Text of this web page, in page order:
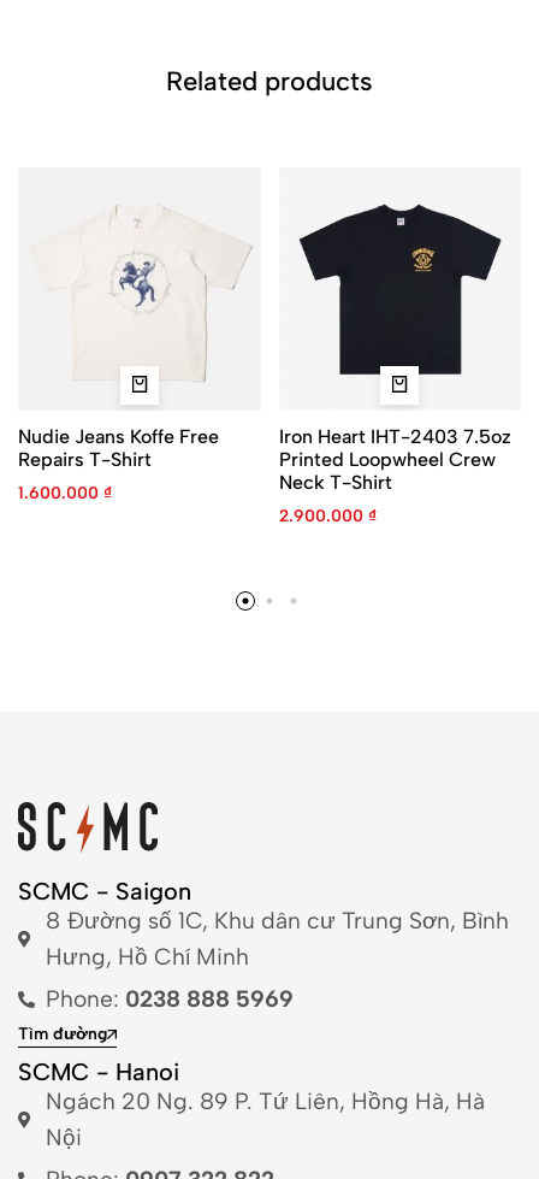
Related products
Nudie Jeans Koffe Free
Repairs T-Shirt
1.600.000 ₫
Iron Heart IHT-2403 7.5oz
Printed Loopwheel Crew
Neck T-Shirt
2.900.000 ₫
SCMC - Saigon
8 Đường số 1C, Khu dân cư Trung Sơn, Bình
Hưng, Hồ Chí Minh
Phone: 0238 888 5969
Tìm đường
SCMC - Hanoi
Ngách 20 Ng. 89 P. Tứ Liên, Hồng Hà, Hà
Nội